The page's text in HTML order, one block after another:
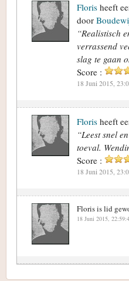
Floris heeft
door
“Realistisch
verrassend
slag te gaan
Score :
18 Juni 2015,
Floris heeft
“Leest snel
toeval.
Score :
18 Juni 2015,
Floris is lid
18 Juni 2015,